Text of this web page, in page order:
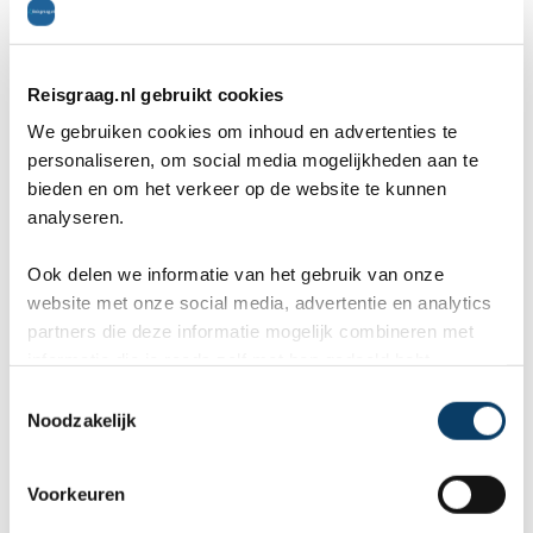
Reisgraag.nl gebruikt cookies
We gebruiken cookies om inhoud en advertenties te
personaliseren, om social media mogelijkheden aan te
bieden en om het verkeer op de website te kunnen
analyseren.
Ook delen we informatie van het gebruik van onze
website met onze social media, advertentie en analytics
partners die deze informatie mogelijk combineren met
Noodzakelijk
Voorkeuren
In het ChocoMuseo kun je kennis maken met het
overheerlijke product chocolade. Dit museum heeft
verschillende vestigingen in Midden-Amerika
waaronder in Punta Cana op de Dominicaans
Republiek, Cusco en Lima in Peru en in Antigua,
Guatemala. In Granada is het museum gelegen in
een mooi herenhuis in het centrum van de stad. Hier
kun je iedere ochtend een all-you-can-eat-
chocolade-massage in de spa. Leer hier alles over de
cacaoboom en zijn ecosysteem en cacao als gezond